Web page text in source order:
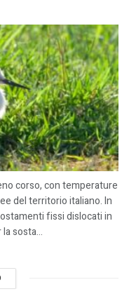
corso, con temperature
del territorio italiano. In
fissi dislocati in
sosta...